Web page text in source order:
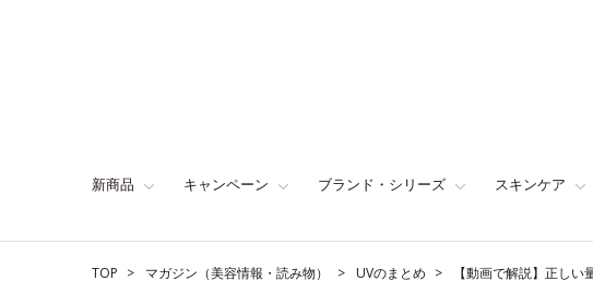
新商品 キャンペーン ブランド・シリーズ スキンケア
TOP マガジン（美容情報・読み物） UVのまとめ 【動画で解説】正し